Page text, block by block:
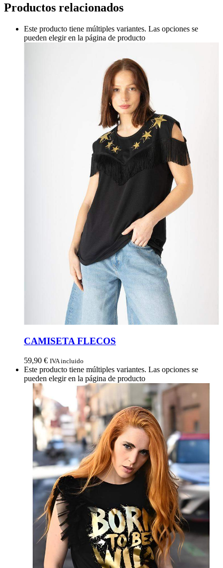
Productos relacionados
Este producto tiene múltiples variantes. Las opciones se
pueden elegir en la página de producto
CAMISETA FLECOS
59,90 € IVA incluido
Este producto tiene múltiples variantes. Las opciones se
pueden elegir en la página de producto